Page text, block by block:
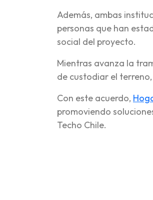
Además, ambas
personas que han
social del proyecto.
Mientras avanza la
de custodiar el
Con este acuerdo,
promoviendo
Techo Chile.